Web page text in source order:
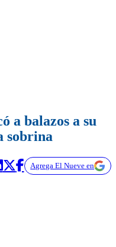
a balazos a su
sobrina
Agrega El Nueve en